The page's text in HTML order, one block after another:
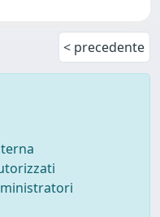
< precedente